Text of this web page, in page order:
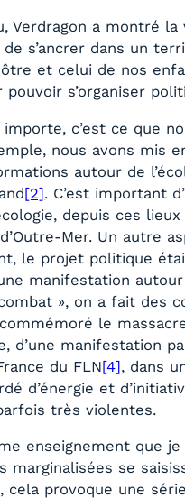
Verdragon a montré
s’ancrer dans un
et celui de nos
s’organiser
c’est ce que
nous avons mis
autour de
[2]. C’est important
depuis ces
Mer. Un autre
le projet politique
manifestation
», on a fait des
le
d’une manifestation
du FLN[4], dans
d’énergie et
très violentes.
enseignement que
marginalisées se
cela provoque une